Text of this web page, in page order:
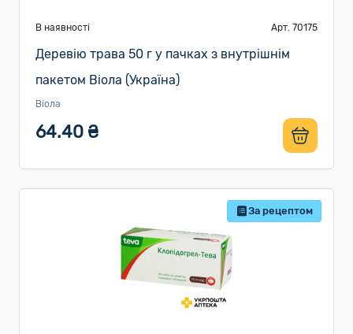
В наявності Арт. 70175
Деревію трава 50 г у пачках з внутрішнім
пакетом Віола (Україна)
Віола
64.40 ₴
За рецептом